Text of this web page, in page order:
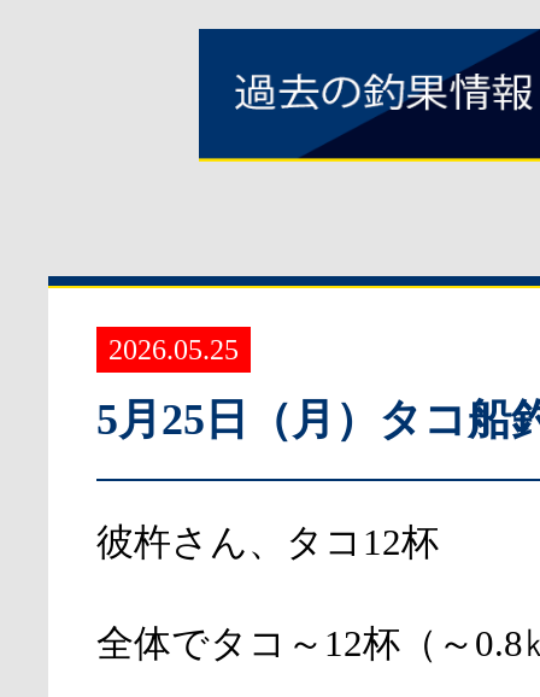
2026.05.25
5月25日（月）タコ船
彼杵さん、タコ12杯
全体でタコ～12杯（～0.8